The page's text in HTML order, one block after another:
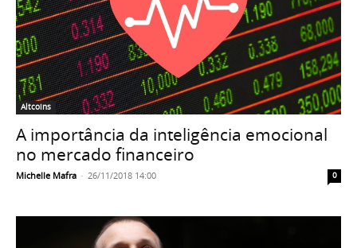
Altcoins
A importância da inteligência emocional
no mercado financeiro
Michelle Mafra - 26/11/2018 14:00 0